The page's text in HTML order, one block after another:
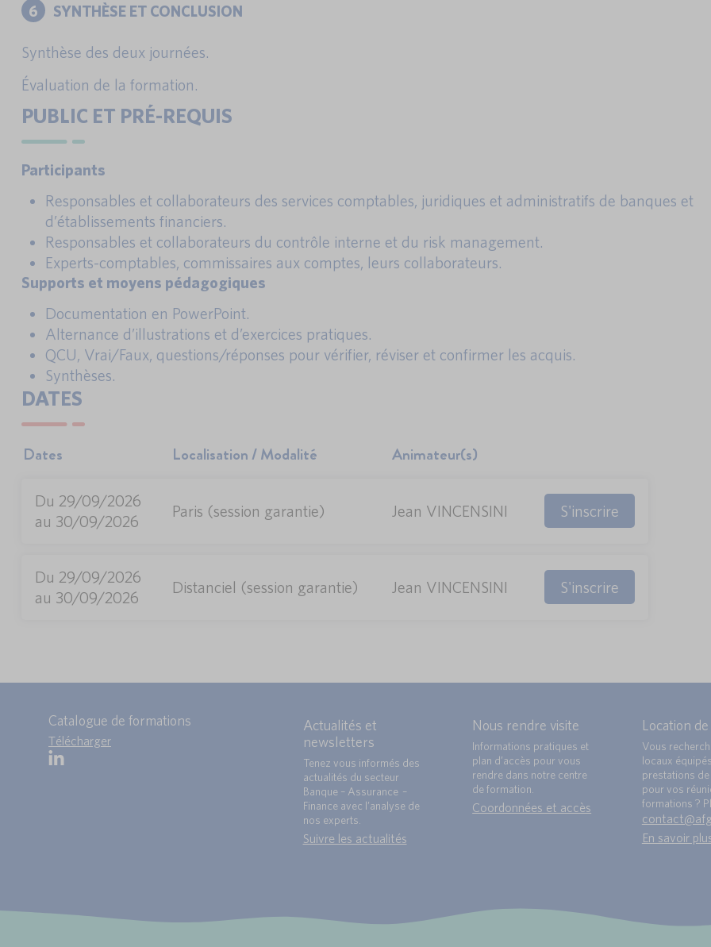
6 SYNTHÈSE ET CONCLUSION
Synthèse des deux journées.
Évaluation de la formation.
PUBLIC ET PRÉ-REQUIS
Participants
Responsables et collaborateurs des services comptables, juridiques et administratifs de banques et
d’établissements financiers.
Responsables et collaborateurs du contrôle interne et du risk management.
Experts-comptables, commissaires aux comptes, leurs collaborateurs.
Supports et moyens pédagogiques
Documentation en PowerPoint.
Alternance d’illustrations et d’exercices pratiques.
QCU, Vrai/Faux, questions/réponses pour vérifier, réviser et confirmer les acquis.
Synthèses.
DATES
Dates Localisation / Modalité Animateur(s)
Du 29/09/2026
au 30/09/2026
Paris (session garantie) Jean VINCENSINI S'inscrire
Du 29/09/2026
au 30/09/2026
Distanciel (session garantie) Jean VINCENSINI S'inscrire
Catalogue de formations
Télécharger
Actualités et
newsletters
Tenez vous informés des
actualités du secteur
Banque – Assurance –
Finance avec l’analyse de
nos experts.
Suivre les actualités
Nous rendre visite
Informations pratiques et
plan d’accès pour vous
rendre dans notre centre
de formation.
Coordonnées et accès
Location
Vous
locaux
prestations
pour vos
formations ?
En savoir